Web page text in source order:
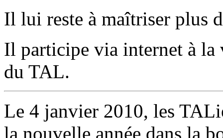
Il lui reste à maîtriser plus
Il participe via internet à la
du TAL.
Le 4 janvier 2010, les
la nouvelle année dans la